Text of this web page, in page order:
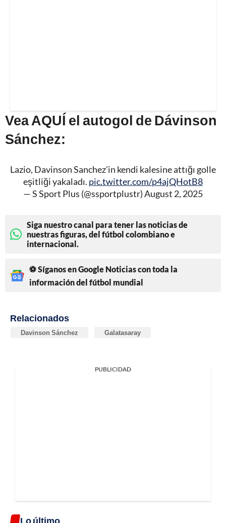
Vea AQUÍ el autogol de Dávinson
Sánchez:
Lazio, Davinson Sanchez'in kendi kalesine attığı golle
eşitliği yakaladı. pic.twitter.com/p4ajQHotB8
— S Sport Plus (@ssportplustr)August 2, 2025
Siga nuestro canal para tener las noticias de
nuestras figuras, del fútbol colombiano e
internacional.
⚽ Síganos en Google Noticias con toda la
información del fútbol mundial
Relacionados
Davinson Sánchez Galatasaray
PUBLICIDAD
Lo último